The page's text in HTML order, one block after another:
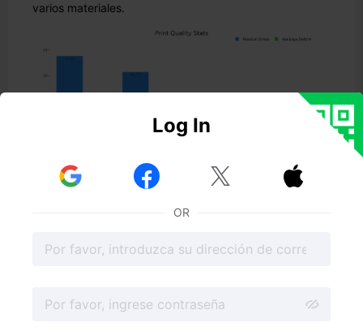
varios materiales.
mantiene la temperatura constante y reduce las
Log In
  
OR